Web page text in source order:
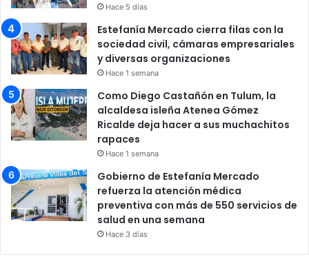
Hace 5 días
Estefanía Mercado cierra filas con la
sociedad civil, cámaras empresariales
y diversas organizaciones
Hace 1 semana
Como Diego Castañón en Tulum, la
alcaldesa isleña Atenea Gómez
Ricalde deja hacer a sus muchachitos
rapaces
Hace 1 semana
Gobierno de Estefanía Mercado
refuerza la atención médica
preventiva con más de 550 servicios de
salud en una semana
Hace 3 días